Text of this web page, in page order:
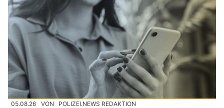
05.08.26 VON POLIZEI.NEWS REDAKTION